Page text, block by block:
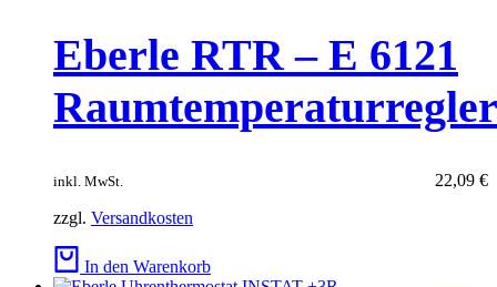
Eberle RTR – E 6121
Raumtemperaturregler
22,09 €
inkl. MwSt.
zzgl. Versandkosten
In den Warenkorb